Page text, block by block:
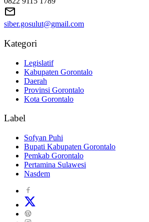
siber.gosulut@gmail.com
Kategori
Legislatif
Kabupaten Gorontalo
Daerah
Provinsi Gorontalo
Kota Gorontalo
Label
Sofyan Puhi
Bupati Kabupaten Gorontalo
Pemkab Gorontalo
Pertamina Sulawesi
Nasdem